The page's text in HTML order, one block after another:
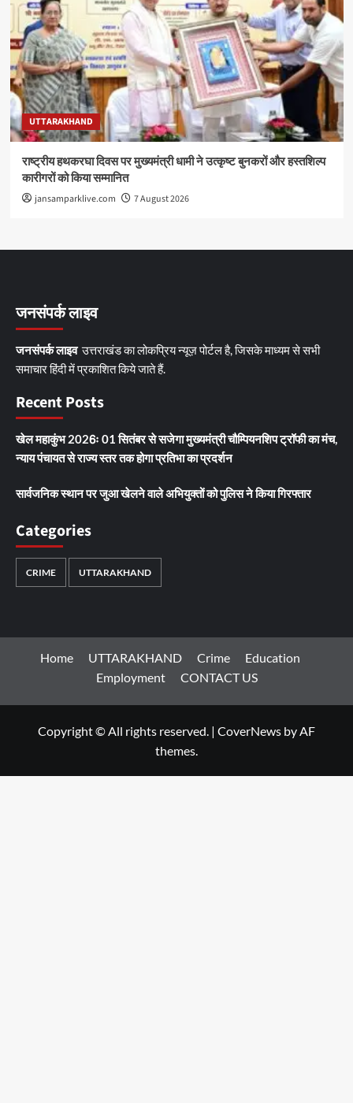
UTTARAKHAND
राष्ट्रीय हथकरघा दिवस पर मुख्यमंत्री धामी ने उत्कृष्ट बुनकरों और हस्तशिल्प
कारीगरों को किया सम्मानित
jansamparklive.com 7 August 2026
जनसंपर्क लाइव
जनसंपर्क लाइवउत्तराखंड का लोकप्रिय न्यूज़ पोर्टल है, जिसके माध्यम से सभी
समाचार हिंदी में प्रकाशित किये जाते हैं.
Recent Posts
खेल महाकुंभ 2026ः 01 सितंबर से सजेगा मुख्यमंत्री चौम्पियनशिप ट्रॉफी का मंच,
न्याय पंचायत से राज्य स्तर तक होगा प्रतिभा का प्रदर्शन
सार्वजनिक स्थान पर जुआ खेलने वाले अभियुक्तों को पुलिस ने किया गिरफ्तार
Categories
CRIME UTTARAKHAND
Home UTTARAKHAND Crime
Education
Employment
CONTACT US
Copyright © All rights reserved. | CoverNews by AF
themes.